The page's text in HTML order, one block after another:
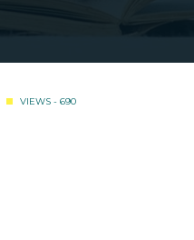
VIEWS - 690